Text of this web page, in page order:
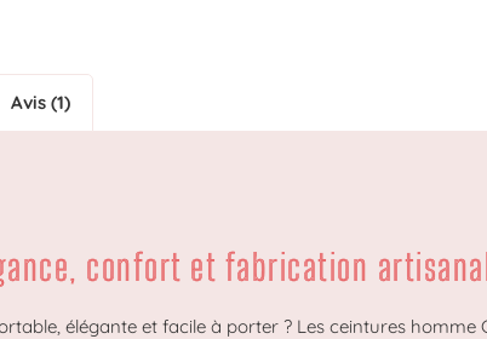
Avis (1)
confort et fabrication
élégante et facile à porter ? Les ceintures homme